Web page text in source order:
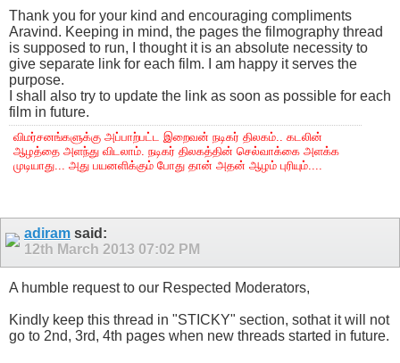
Thank you for your kind and encouraging compliments
Aravind. Keeping in mind, the pages the filmography thread
is supposed to run, I thought it is an absolute necessity to
give separate link for each film. I am happy it serves the
purpose.
I shall also try to update the link as soon as possible for each
film in future.
விமர்சனங்களுக்கு அப்பாற்பட்ட இறைவன் நடிகர் திலகம்.. கடலின்
ஆழத்தை அளந்து விடலாம். நடிகர் திலகத்தின் செல்வாக்கை அளக்க
முடியாது... அது பயனளிக்கும் போது தான் அதன் ஆழம் புரியும்....
adiram said:
12th March 2013 07:02 PM
A humble request to our Respected Moderators,
Kindly keep this thread in "STICKY" section, sothat it will not
go to 2nd, 3rd, 4th pages when new threads started in future.